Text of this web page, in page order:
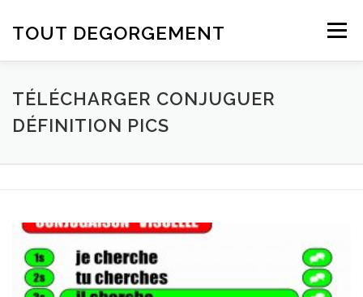
TOUT DEGORGEMENT Menu
TÉLÉCHARGER CONJUGUER
DÉFINITION PICS